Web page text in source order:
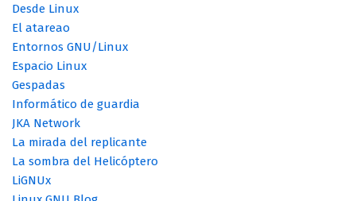
Desde Linux
El atareao
Entornos GNU/Linux
Espacio Linux
Gespadas
Informático de guardia
JKA Network
La mirada del replicante
La sombra del Helicóptero
LiGNUx